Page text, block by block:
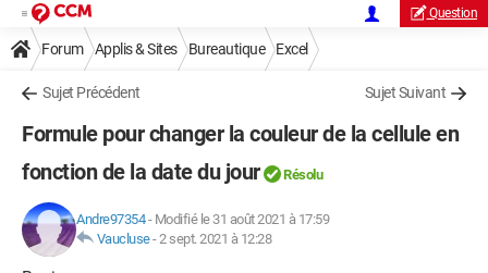
Question
Forum Applis & Sites Bureautique Excel
Sujet Précédent Sujet Suivant
Formule pour changer la couleur de la cellule en
fonction de la date du jour
Résolu
Andre97354- Modifié le 31 août 2021 à 17:59
Vaucluse-2 sept. 2021 à 12:28